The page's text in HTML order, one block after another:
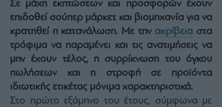
Fashion
Art
Watches
Yachts
Table
For
Two
Σε μάχη εκπτώσεων και προσφορών έχουν
επιδοθεί σούπερ μάρκετ και βιομηχανία για να
κρατηθεί η κατανάλωση. Με την ακρίβεια στα
τρόφιμα να παραμένει και τις ανατιμήσεις να
μην έχουν τέλος, η συρρίκνωση του όγκου
πωλήσεων και η στροφή σε προϊόντα
ιδιωτικής ετικέτας μόνιμα χαρακτηριστικά.
Στο πρώτο εξάμηνο του έτους, σύμφωνα με